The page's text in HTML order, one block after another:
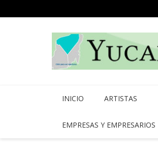
INICIO ARTISTAS
EMPRESAS Y EMPRESARIOS